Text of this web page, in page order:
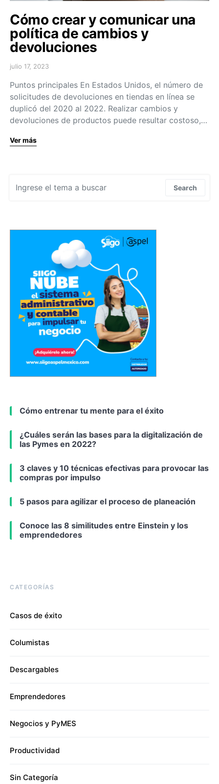
Cómo crear y comunicar una
política de cambios y
devoluciones
julio 17, 2023
Puntos principales En Estados Unidos, el número de
solicitudes de devoluciones en tiendas en línea se
duplicó del 2020 al 2022. Realizar cambios y
devoluciones de productos puede resultar costoso,…
Ver más
Search
Cómo entrenar tu mente para el éxito
¿Cuáles serán las bases para la digitalización de
las Pymes en 2022?
3 claves y 10 técnicas efectivas para provocar las
compras por impulso
5 pasos para agilizar el proceso de planeación
Conoce las 8 similitudes entre Einstein y los
emprendedores
CATEGORÍAS
Casos de éxito
Columistas
Descargables
Emprendedores
Negocios y PyMES
Productividad
Sin Categoría